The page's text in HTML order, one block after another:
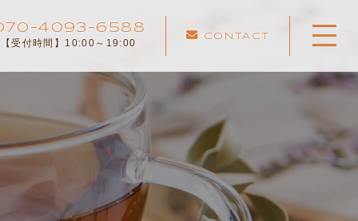
4093-6588
【受付時間】10:00～19:00
CONTACT
ホーム
こころのひなたについて
メニュー
カウンセリングルーム